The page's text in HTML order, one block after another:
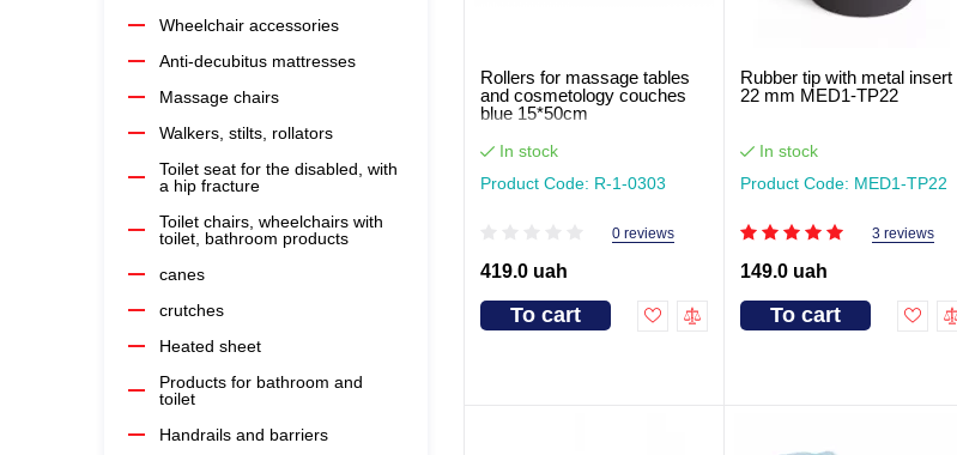
Wheelchair accessories
Anti-decubitus mattresses
Massage chairs
Walkers, stilts, rollators
Toilet seat for the disabled, with
a hip fracture
Toilet chairs, wheelchairs with
toilet, bathroom products
canes
crutches
Heated sheet
Products for bathroom and
toilet
Handrails and barriers
Rollers for massage tables
and cosmetology couches
blue 15*50cm
In stock
Product Code: R-1-0303
0 reviews
419.0 uah
To cart
Rubber tip with metal insert
22 mm MED1-TP22
In stock
Product Code: MED1-TP22
3 reviews
149.0 uah
To cart